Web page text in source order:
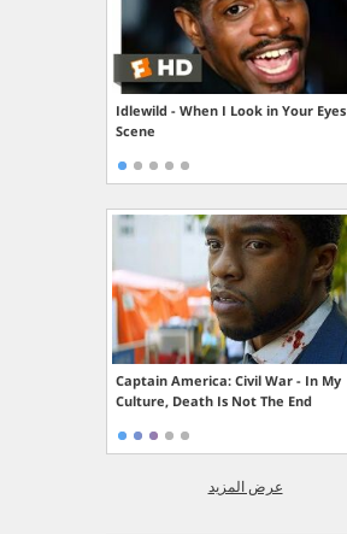
Idlewild - When I Look in Your Eyes
Scene
Captain America: Civil War - In My
Culture, Death Is Not The End
عرض المزيد